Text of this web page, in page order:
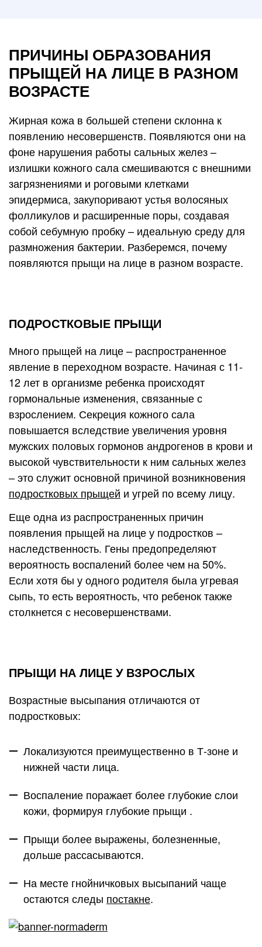
ПРИЧИНЫ ОБРАЗОВАНИЯ
ПРЫЩЕЙ НА ЛИЦЕ В РАЗНОМ
ВОЗРАСТЕ
Жирная кожа в большей степени склонна к
появлению несовершенств. Появляются они на
фоне нарушения работы сальных желез –
излишки кожного сала смешиваются с внешними
загрязнениями и роговыми клетками
эпидермиса, закупоривают устья волосяных
фолликулов и расширенные поры, создавая
собой себумную пробку – идеальную среду для
размножения бактерии. Разберемся, почему
появляются прыщи на лице в разном возрасте.
ПОДРОСТКОВЫЕ ПРЫЩИ
Много прыщей на лице – распространенное
явление в переходном возрасте. Начиная с 11-
12 лет в организме ребенка происходят
гормональные изменения, связанные с
взрослением. Секреция кожного сала
повышается вследствие увеличения уровня
мужских половых гормонов андрогенов в крови и
высокой чувствительности к ним сальных желез
– это служит основной причиной возникновения
подростковых прыщей и угрей по всему лицу.
Еще одна из распространенных причин
появления прыщей на лице у подростков –
наследственность. Гены предопределяют
вероятность воспалений более чем на 50%.
Если хотя бы у одного родителя была угревая
сыпь, то есть вероятность, что ребенок также
столкнется с несовершенствами.
ПРЫЩИ НА ЛИЦЕ У ВЗРОСЛЫХ
Возрастные высыпания отличаются от
подростковых:
Локализуются преимущественно в Т-зоне и
нижней части лица.
Воспаление поражает более глубокие слои
кожи, формируя глубокие прыщи .
Прыщи более выражены, болезненные,
дольше рассасываются.
На месте гнойничковых высыпаний чаще
остаются следы постакне.